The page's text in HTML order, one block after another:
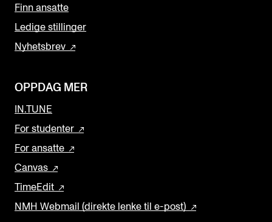
Finn ansatte
Ledige stillinger
Nyhetsbrev
OPPDAG MER
IN.TUNE
For studenter
For ansatte
Canvas
TimeEdit
NMH Webmail (direkte lenke til e-post)